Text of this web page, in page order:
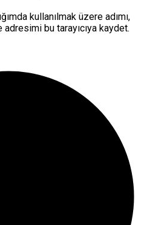
kullanılmak üzere adımı,
bu tarayıcıya kaydet.